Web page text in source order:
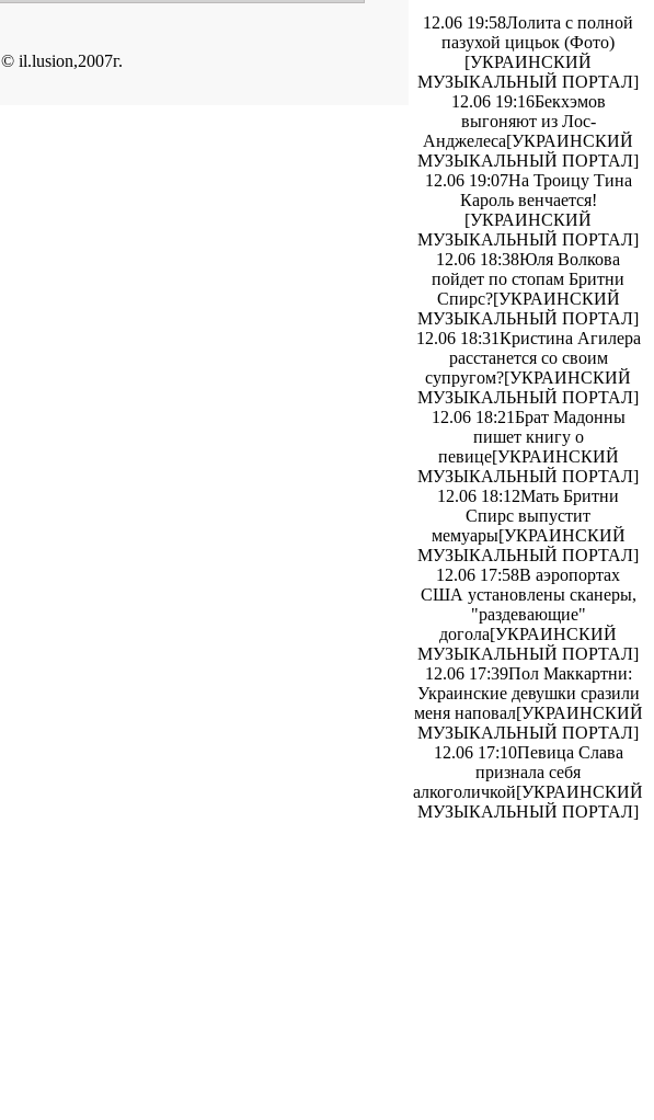
12.06 19:58Лолита с полной
пазухой цицьок (Фото)
[УКРАИНСКИЙ
МУЗЫКАЛЬНЫЙ ПОРТАЛ]
12.06 19:16Бекхэмов
выгоняют из Лос-
Анджелеса[УКРАИНСКИЙ
МУЗЫКАЛЬНЫЙ ПОРТАЛ]
12.06 19:07На Троицу Тина
Кароль венчается!
[УКРАИНСКИЙ
МУЗЫКАЛЬНЫЙ ПОРТАЛ]
12.06 18:38Юля Волкова
пойдет по стопам Бритни
Спирс?[УКРАИНСКИЙ
МУЗЫКАЛЬНЫЙ ПОРТАЛ]
12.06 18:31Кристина Агилера
расстанется со своим
супругом?[УКРАИНСКИЙ
МУЗЫКАЛЬНЫЙ ПОРТАЛ]
12.06 18:21Брат Мадонны
пишет книгу о
певице[УКРАИНСКИЙ
МУЗЫКАЛЬНЫЙ ПОРТАЛ]
12.06 18:12Мать Бритни
Спирс выпустит
мемуары[УКРАИНСКИЙ
МУЗЫКАЛЬНЫЙ ПОРТАЛ]
12.06 17:58В аэропортах
США установлены сканеры,
"раздевающие"
догола[УКРАИНСКИЙ
МУЗЫКАЛЬНЫЙ ПОРТАЛ]
12.06 17:39Пол Маккартни:
Украинские девушки сразили
меня наповал[УКРАИНСКИЙ
МУЗЫКАЛЬНЫЙ ПОРТАЛ]
12.06 17:10Певица Слава
признала себя
алкоголичкой[УКРАИНСКИЙ
МУЗЫКАЛЬНЫЙ ПОРТАЛ]
© il.lusion,2007г.